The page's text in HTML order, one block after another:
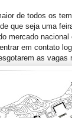
de todos os
que seja uma
mercado
em contato
as vagas